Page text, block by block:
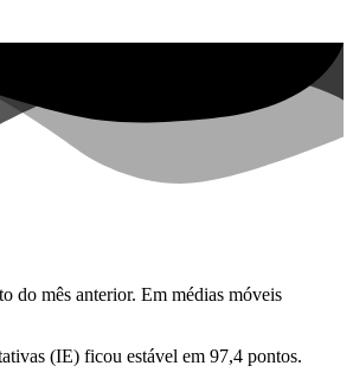
do mês anterior. Em médias móveis
(IE) ficou estável em 97,4 pontos.